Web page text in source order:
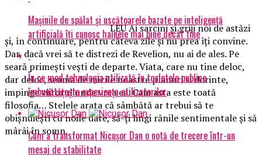
LEU Ai sarcini şi griji noi de astăzi
şi, în continuare, pentru câteva zile şi nu prea îţi convine.
Dar, dacă vrei să te distrezi de Revelion, nu ai de ales. Pe
seară primeşti veşti de departe. Viata, care nu tine deloc,
dar deloc, seama de micile noastre planuri si dorinte,
impinge viitorul unde vrea ea. Cam asta este toată
filosofia… Stelele arata că sâmbătă ar trebui să te
obişnuieşti cu noile date, să-ţi lingi rănile sentimentale şi să
mârâi în somn.
Mașinile de spălat și uscătoarele bazate pe inteligență
artificială îți cunosc hainele mai bine decât tine
În ce mod tehnologia utilizată în toaletele publice
îmbunătățește experiența utilizatorilor
Cum a transformat Nicușor Dan o notă de trecere într-un
mesaj de stabilitate